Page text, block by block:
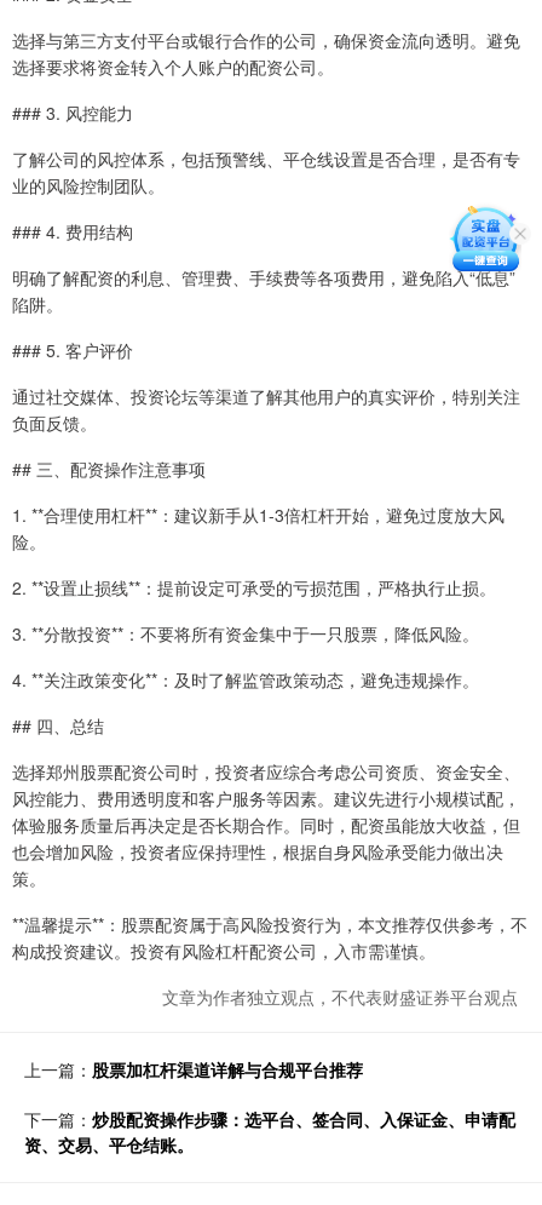
选择与第三方支付平台或银行合作的公司，确保资金流向透明。避免
选择要求将资金转入个人账户的配资公司。
### 3. 风控能力
了解公司的风控体系，包括预警线、平仓线设置是否合理，是否有专
业的风险控制团队。
### 4. 费用结构
明确了解配资的利息、管理费、手续费等各项费用，避免陷入“低息”
陷阱。
### 5. 客户评价
通过社交媒体、投资论坛等渠道了解其他用户的真实评价，特别关注
负面反馈。
## 三、配资操作注意事项
1. **合理使用杠杆**：建议新手从1-3倍杠杆开始，避免过度放大风
险。
2. **设置止损线**：提前设定可承受的亏损范围，严格执行止损。
3. **分散投资**：不要将所有资金集中于一只股票，降低风险。
4. **关注政策变化**：及时了解监管政策动态，避免违规操作。
## 四、总结
选择郑州股票配资公司时，投资者应综合考虑公司资质、资金安全、
风控能力、费用透明度和客户服务等因素。建议先进行小规模试配，
体验服务质量后再决定是否长期合作。同时，配资虽能放大收益，但
也会增加风险，投资者应保持理性，根据自身风险承受能力做出决
策。
**温馨提示**：股票配资属于高风险投资行为，本文推荐仅供参考，不
构成投资建议。投资有风险杠杆配资公司，入市需谨慎。
文章为作者独立观点，不代表财盛证券平台观点
上一篇： 股票加杠杆渠道详解与合规平台推荐
下一篇： 炒股配资操作步骤：选平台、签合同、入保证金、申请配
资、交易、平仓结账。